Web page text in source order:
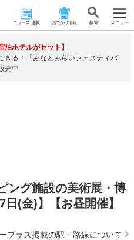
ニュース･連載 おでかけ情報 検 索 メニュー
泊ホテルがセット】
きる！「みなとみらいフェスティバ
売中
ング施設の美術展・博
(金)】【お昼開催】
プラス掲載の駅・路線について